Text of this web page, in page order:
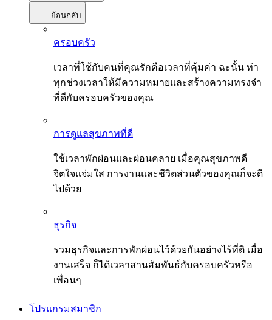
ย้อนกลับ
ครอบครัว
เวลาที่ใช้กับคนที่คุณรักคือเวลาที่คุ้มค่า ฉะนั้น ทำ
ทุกช่วงเวลาให้มีความหมายและสร้างความทรงจำ
ที่ดีกับครอบครัวของคุณ
การดูแลสุขภาพที่ดี
ใช้เวลาพักผ่อนและผ่อนคลาย เมื่อคุณสุขภาพดี
จิตใจแจ่มใส การงานและชีวิตส่วนตัวของคุณก็จะดี
ไปด้วย
ธุรกิจ
รวมธุรกิจและการพักผ่อนไว้ด้วยกันอย่างไร้ที่ติ เมื่อ
งานเสร็จ ก็ได้เวลาสานสัมพันธ์กับครอบครัวหรือ
เพื่อนๆ
โปรแกรมสมาชิก